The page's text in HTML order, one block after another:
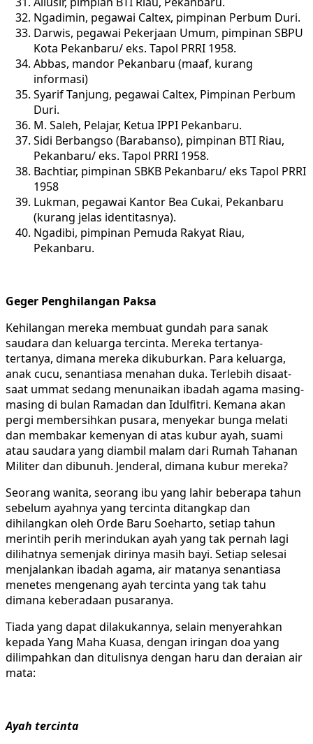
Ngadimin, pegawai Caltex, pimpinan Perbum Duri.
Darwis, pegawai Pekerjaan Umum, pimpinan SBPU
Kota Pekanbaru/ eks. Tapol PRRI 1958.
Abbas, mandor Pekanbaru (maaf, kurang
informasi)
Syarif Tanjung, pegawai Caltex, Pimpinan Perbum
Duri.
M. Saleh, Pelajar, Ketua IPPI Pekanbaru.
Sidi Berbangso (Barabanso), pimpinan BTI Riau,
Pekanbaru/ eks. Tapol PRRI 1958.
Bachtiar, pimpinan SBKB Pekanbaru/ eks Tapol PRRI
1958
Lukman, pegawai Kantor Bea Cukai, Pekanbaru
(kurang jelas identitasnya).
Ngadibi, pimpinan Pemuda Rakyat Riau,
Pekanbaru.
Geger Penghilangan Paksa
Kehilangan mereka membuat gundah para sanak
saudara dan keluarga tercinta. Mereka tertanya-
tertanya, dimana mereka dikuburkan. Para keluarga,
anak cucu, senantiasa menahan duka. Terlebih disaat-
saat ummat sedang menunaikan ibadah agama masing-
masing di bulan Ramadan dan Idulfitri. Kemana akan
pergi membersihkan pusara, menyekar bunga melati
dan membakar kemenyan di atas kubur ayah, suami
atau saudara yang diambil malam dari Rumah Tahanan
Militer dan dibunuh. Jenderal, dimana kubur mereka?
Seorang wanita, seorang ibu yang lahir beberapa tahun
sebelum ayahnya yang tercinta ditangkap dan
dihilangkan oleh Orde Baru Soeharto, setiap tahun
merintih perih merindukan ayah yang tak pernah lagi
dilihatnya semenjak dirinya masih bayi. Setiap selesai
menjalankan ibadah agama, air matanya senantiasa
menetes mengenang ayah tercinta yang tak tahu
dimana keberadaan pusaranya.
Tiada yang dapat dilakukannya, selain menyerahkan
kepada Yang Maha Kuasa, dengan iringan doa yang
dilimpahkan dan ditulisnya dengan haru dan deraian air
mata:
Ayah tercinta